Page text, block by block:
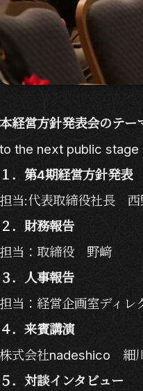
本経営方針発表会のテー
to the next public stage
１．第4期経営方針発表
担当:代表取締役社長 西
２．財務報告
担当：取締役 野﨑
３．人事報告
担当：経営企画室ディ
４．来賓講演
株式会社nadeshico 細
５．対談インタビュー